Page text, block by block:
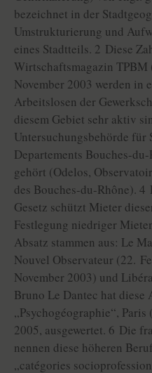
bezeichnet in der
Umstrukturierung und
eines Stadtteils. 2 Diese
Wirtschaftsmagazin
November 2003 werden in
Arbeitslosen der
diesem Gebiet sehr aktiv
Untersuchungsbehörde für
Departements Bouches-
gehört (Odelos,
des Bouches-du-Rhône).
Gesetz schützt Mieter
Festlegung niedriger
Absatz stammen aus: Le
Nouvel Observateur (22.
November 2003) und
Bruno Le Dantec hat
„Psychogéographie“,
2005, ausgewertet. 6 Die
nennen diese höheren
„catégories